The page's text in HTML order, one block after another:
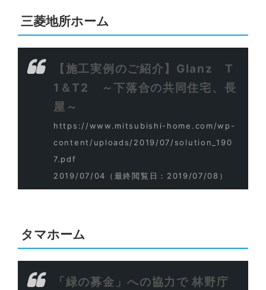
三菱地所ホーム
【施工実例のご紹介】Glanz T
1＆T2 ～下落合の共同住宅、長
屋～
https://www.mitsubishi-home.com/wp-
content/uploads/2019/07/solution_190
7.pdf
2019/07/04
（最終閲覧日：2019/07/08）
タマホーム
「緑の募金」への協力で 林野庁